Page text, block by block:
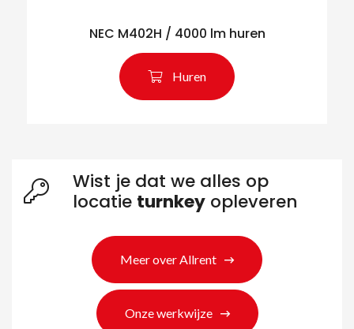
NEC M402H / 4000 lm huren
Huren
Wist je dat we alles op
locatie turnkey opleveren
Meer over Allrent
Onze werkwijze
Zoeken naar producten